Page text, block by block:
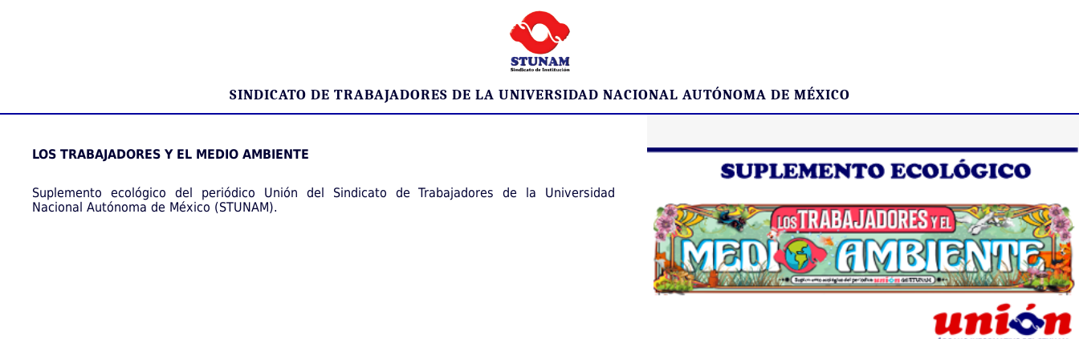
SINDICATO DE TRABAJADORES DE LA UNIVERSIDAD NACIONAL AUTÓNOMA DE MÉXICO
LOS TRABAJADORES Y EL MEDIO AMBIENTE
Suplemento ecológico del periódico Unión del Sindicato de Trabajadores de la Universidad
Nacional Autónoma de México (STUNAM).